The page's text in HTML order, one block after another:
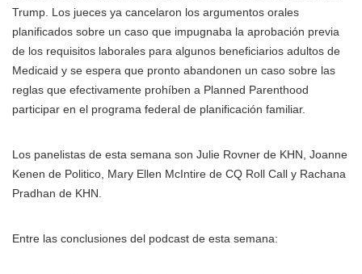
Trump. Los jueces ya cancelaron los argumentos orales
planificados sobre un caso que impugnaba la aprobación previa
de los requisitos laborales para algunos beneficiarios adultos de
Medicaid y se espera que pronto abandonen un caso sobre las
reglas que efectivamente prohíben a Planned Parenthood
participar en el programa federal de planificación familiar.
Los panelistas de esta semana son Julie Rovner de KHN, Joanne
Kenen de Politico, Mary Ellen McIntire de CQ Roll Call y Rachana
Pradhan de KHN.
Entre las conclusiones del podcast de esta semana: